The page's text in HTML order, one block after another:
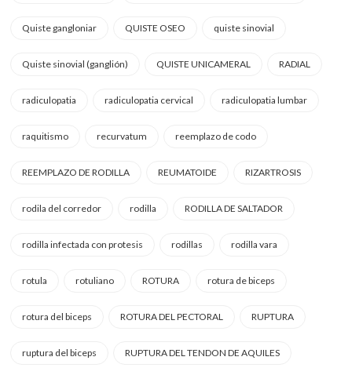
Quiste gangloniar QUISTE OSEO quiste sinovial
Quiste sinovial (ganglión) QUISTE UNICAMERAL RADIAL
radiculopatia radiculopatia cervical radiculopatia lumbar
raquitismo recurvatum reemplazo de codo
REEMPLAZO DE RODILLA REUMATOIDE RIZARTROSIS
rodila del corredor rodilla RODILLA DE SALTADOR
rodilla infectada con protesis rodillas rodilla vara
rotula rotuliano ROTURA rotura de biceps
rotura del biceps ROTURA DEL PECTORAL RUPTURA
ruptura del biceps RUPTURA DEL TENDON DE AQUILES